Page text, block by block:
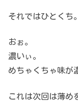
それではひとくち。
おぉ。
濃いぃ。
めちゃくちゃ味が
これは次回は薄め